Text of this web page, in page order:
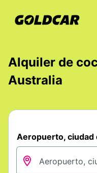
Alquiler de
Australia
Aeropuerto, ciudad